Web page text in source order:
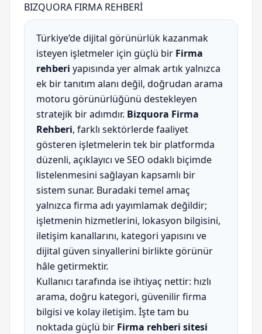
BIZQUORA FIRMA REHBERİ
Türkiye’de dijital görünürlük kazanmak
isteyen işletmeler için güçlü bir Firma
rehberi yapısında yer almak artık yalnızca
ek bir tanıtım alanı değil, doğrudan arama
motoru görünürlüğünü destekleyen
stratejik bir adımdır. Bizquora Firma
Rehberi, farklı sektörlerde faaliyet
gösteren işletmelerin tek bir platformda
düzenli, açıklayıcı ve SEO odaklı biçimde
listelenmesini sağlayan kapsamlı bir
sistem sunar. Buradaki temel amaç
yalnızca firma adı yayımlamak değildir;
işletmenin hizmetlerini, lokasyon bilgisini,
iletişim kanallarını, kategori yapısını ve
dijital güven sinyallerini birlikte görünür
hâle getirmektir.
Kullanıcı tarafında ise ihtiyaç nettir: hızlı
arama, doğru kategori, güvenilir firma
bilgisi ve kolay iletişim. İşte tam bu
noktada güçlü bir Firma rehberi sitesi